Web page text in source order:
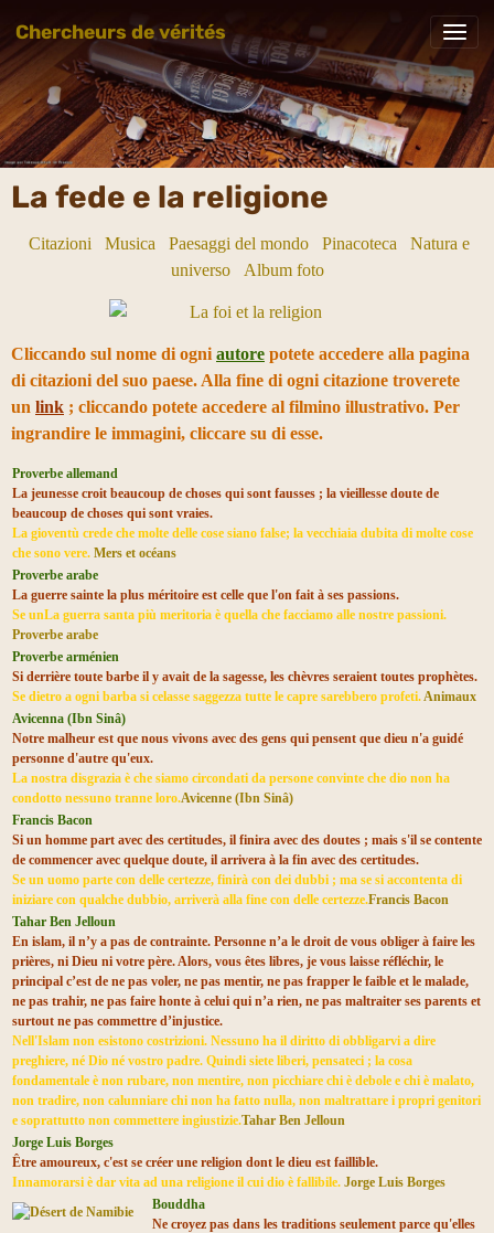
Chercheurs de vérités
La fede e la religione
Citazioni Musica Paesaggi del mondo Pinacoteca
Natura e
universo
Album foto
Cliccando sul nome di ogni autore potete accedere alla pagina
di citazioni del suo paese. Alla fine di ogni citazione troverete
un link ; cliccando potete accedere al filmino illustrativo. Per
ingrandire le immagini, cliccare su di esse.
Proverbe allemand
La jeunesse croit beaucoup de choses qui sont fausses ; la vieillesse doute de
beaucoup de choses qui sont vraies.
La gioventù crede che molte delle cose siano false; la vecchiaia dubita di molte cose
che sono vere. Mers et océans
Proverbe arabe
La guerre sainte la plus méritoire est celle que l'on fait à ses passions.
Se unLa guerra santa più meritoria è quella che facciamo alle nostre passioni.
Proverbe arabe
Proverbe arménien
Si derrière toute barbe il y avait de la sagesse, les chèvres seraient toutes prophètes.
Se dietro a ogni barba si celasse saggezza tutte le capre sarebbero profeti. Animaux
Avicenna (Ibn Sinâ)
Notre malheur est que nous vivons avec des gens qui pensent que dieu n'a guidé
personne d'autre qu'eux.
La nostra disgrazia è che siamo circondati da persone convinte che dio non ha
condotto nessuno tranne loro.Avicenne (Ibn Sinâ)
Francis Bacon
Si un homme part avec des certitudes, il finira avec des doutes ; mais s'il se contente
de commencer avec quelque doute, il arrivera à la fin avec des certitudes.
Se un uomo parte con delle certezze, finirà con dei dubbi ; ma se si accontenta di
iniziare con qualche dubbio, arriverà alla fine con delle certezze.Francis Bacon
Tahar Ben Jelloun
En islam, il n’y a pas de contrainte. Personne n’a le droit de vous obliger à faire les
prières, ni Dieu ni votre père. Alors, vous êtes libres, je vous laisse réfléchir, le
principal c’est de ne pas voler, ne pas mentir, ne pas frapper le faible et le malade,
ne pas trahir, ne pas faire honte à celui qui n’a rien, ne pas maltraiter ses parents et
surtout ne pas commettre d’injustice.
Nell'Islam non esistono costrizioni. Nessuno ha il diritto di obbligarvi a dire
preghiere, né Dio né vostro padre. Quindi siete liberi, pensateci ; la cosa
fondamentale è non rubare, non mentire, non picchiare chi è debole e chi è malato,
non tradire, non calunniare chi non ha fatto nulla, non maltrattare i propri genitori
e soprattutto non commettere ingiustizie.Tahar Ben Jelloun
Jorge Luis Borges
Être amoureux, c'est se créer une religion dont le dieu est faillible.
Innamorarsi è dar vita ad una religione il cui dio è fallibile. Jorge Luis Borges
Bouddha
Ne croyez pas dans les traditions seulement parce qu'elles